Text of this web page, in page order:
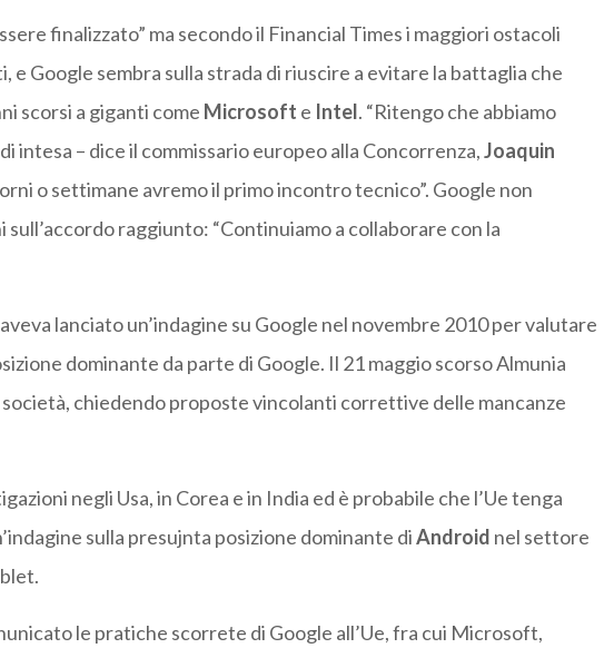
finalizzato” ma secondo il Financial Times i maggiori ostacoli
e Google sembra sulla strada di riuscire a evitare la battaglia che
scorsi a giganti come Microsoft e Intel. “Ritengo che abbiamo
intesa – dice il commissario europeo alla Concorrenza,Joaquin
o settimane avremo il primo incontro tecnico”. Google non
raggiunto: “Continuiamo a collaborare con la
lanciato un’indagine su Google nel novembre 2010 per valutare
dominante da parte di Google. Il 21 maggio scorso Almunia
società, chiedendo proposte vincolanti correttive delle mancanze
negli Usa, in Corea e in India ed è probabile che l’Ue tenga
sulla presujnta posizione dominante diAndroid nel settore
le pratiche scorrete di Google all’Ue, fra cui Microsoft,